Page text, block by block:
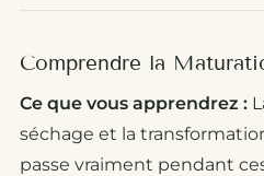
Comprendre la
Ce que vous apprendrez :
séchage et la
passe vraiment pendant